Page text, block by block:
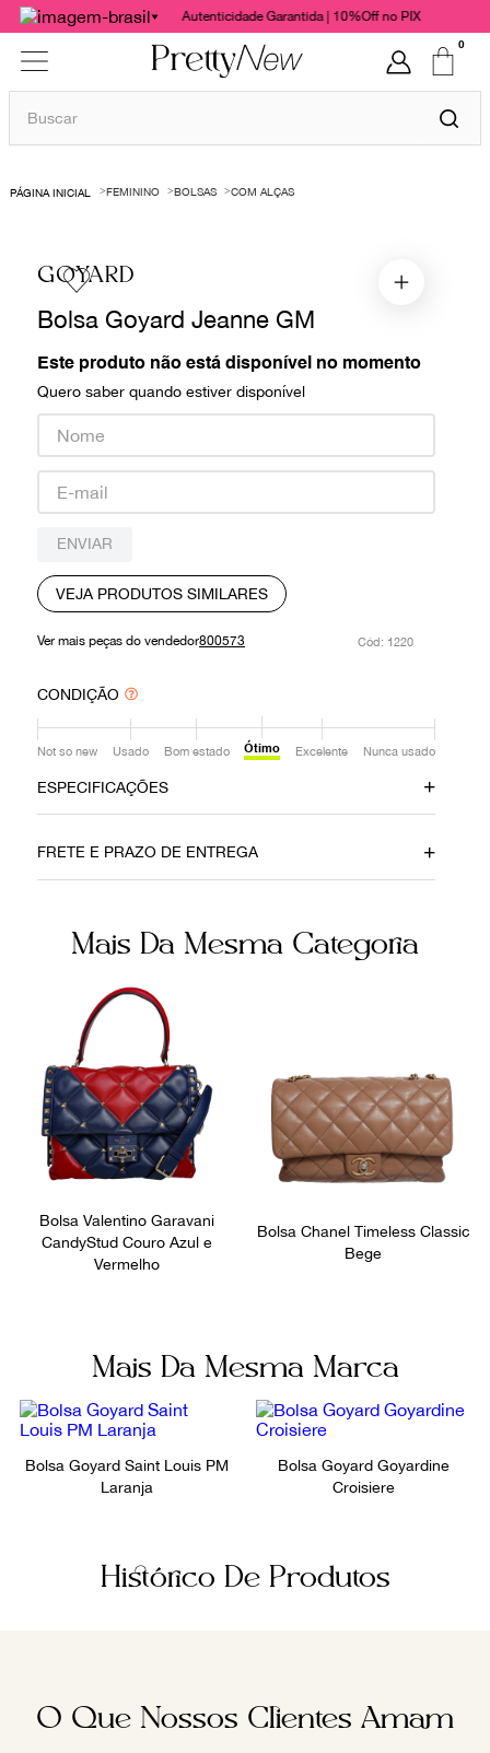
Autenticidade Garantida | 10%Off no PIX
0
Buscar
FEMININO BOLSAS COM ALÇAS
GOYARD
Bolsa Goyard Jeanne GM
Este produto não está disponível no momento
Quero saber quando estiver disponível
ENVIAR
VEJA PRODUTOS SIMILARES
Ver mais peças do vendedor800573 : 1220
CONDIÇÃO
Not so new Usado Bom estado Ótimo Excelente Nunca usado
ESPECIFICAÇÕES
17042019 Couro
Rosa Zíper
Bolsos internos
Ocasião
Dia a Dia
FRETE E PRAZO DE ENTREGA
Mais Da Mesma Categoria
Bolsa Valentino Garavani
CandyStud Couro Azul e
Vermelho
Bolsa Chanel Timeless Classic
Bege
Mais Da Mesma Marca
Bolsa Goyard Saint Louis PM
Laranja
Bolsa Goyard Goyardine
Croisiere
Histórico De Produtos
O Que Nossos Clientes Amam
1º
bolsas
chanel
gucci
vestido
valentino
paula raia
burberry
prada
louis vuitton